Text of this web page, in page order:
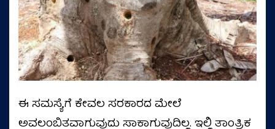
ಈ ಸಮಸ್ಯೆಗೆ ಕೇವಲ ಸರಕಾರದ ಮೇಲೆ
ಅವಲಂಬಿತವಾಗುವುದು ಸಾಕಾಗುವುದಿಲ್ಲ. ಇಲ್ಲಿ ತಾಂತ್ರಿಕ